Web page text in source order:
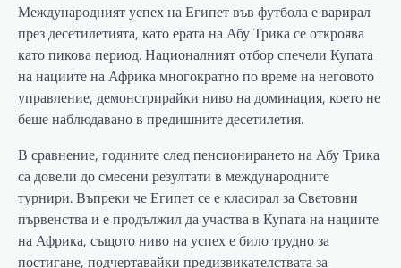
Международният успех на Египет във футбола е варирал
през десетилетията, като ерата на Абу Трика се откроява
като пикова период. Националният отбор спечели Купата
на нациите на Африка многократно по време на неговото
управление, демонстрирайки ниво на доминация, което не
беше наблюдавано в предишните десетилетия.
В сравнение, годините след пенсионирането на Абу Трика
са довели до смесени резултати в международните
турнири. Въпреки че Египет се е класирал за Световни
първенства и е продължил да участва в Купата на нациите
на Африка, същото ниво на успех е било трудно за
постигане, подчертавайки предизвикателствата за